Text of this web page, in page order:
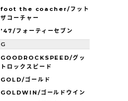
foot the coacher/フット
ザコーチャー
'47/フォーティーセブン
G
GOODROCKSPEED/グッ
トロックスピード
GOLD/ゴールド
GOLDWIN/ゴールドウイン